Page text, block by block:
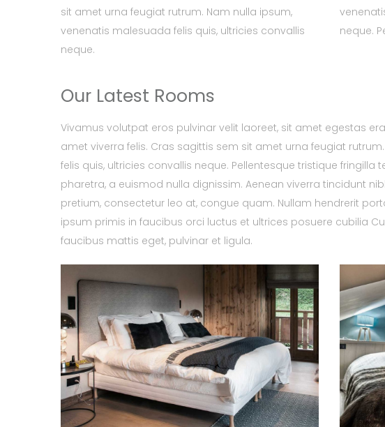
sit amet urna feugiat rutrum. Nam nulla ipsum,
venenatis malesuada felis quis, ultricies convallis
neque.
neque.
Our Latest Rooms
Vivamus volutpat eros pulvinar velit laoreet, sit amet egestas
amet viverra felis. Cras sagittis sem sit amet urna feugiat
felis quis, ultricies convallis neque. Pellentesque tristique
pharetra, a euismod nulla dignissim. Aenean viverra tincidunt
pretium, consectetur leo at, congue quam. Nullam hendrerit
ipsum primis in faucibus orci luctus et ultrices posuere cubilia
faucibus mattis eget, pulvinar et ligula.